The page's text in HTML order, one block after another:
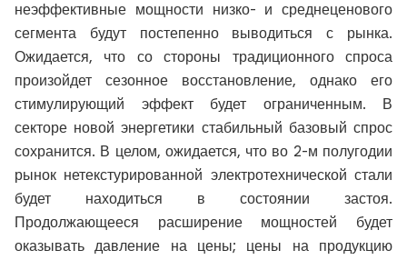
неэффективные мощности низко- и среднеценового
сегмента будут постепенно выводиться с рынка.
Ожидается, что со стороны традиционного спроса
произойдет сезонное восстановление, однако его
стимулирующий эффект будет ограниченным. В
секторе новой энергетики стабильный базовый спрос
сохранится. В целом, ожидается, что во 2-м полугодии
рынок нетекстурированной электротехнической стали
будет находиться в состоянии застоя.
Продолжающееся расширение мощностей будет
оказывать давление на цены; цены на продукцию